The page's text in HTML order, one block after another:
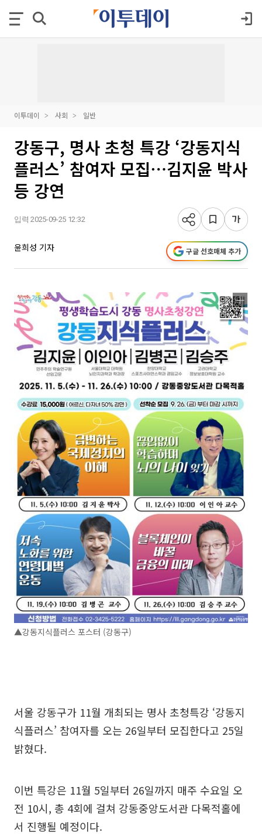
이투데이 사회 일반
강동구, 명사 초청 특강 ‘강동지식
플러스’ 참여자 모집⋯김지윤 박사
등 강연
입력 2025-09-25 12:32
윤희성 기자 구글 선호매체 추가
▲강동지식플러스 포스터 (강동구)
서울 강동구가 11월 개최되는 명사 초청특강 ‘강동지
식플러스’ 참여자를 오는 26일부터 모집한다고 25일
밝혔다.
이번 특강은 11월 5일부터 26일까지 매주 수요일 오
전 10시, 총 4회에 걸쳐 강동중앙도서관 다목적홀에
서 진행될 예정이다.